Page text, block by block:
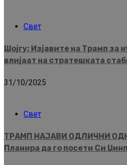
Свет
Шојгу: Изјавите на Трамп за
влијаат на стратешката
31/10/2025
Свет
ТРАМП НАЈАВИ ОДЛИЧНИ
Планира да го посети Си